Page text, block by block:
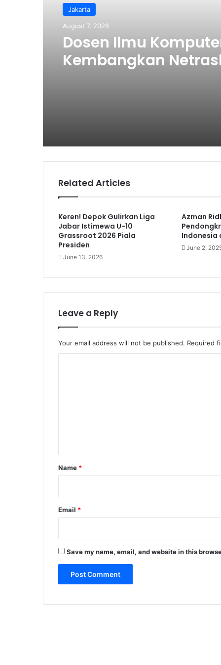
Jakarta
August 7, 2026
Dosen Ilmu
Kembangkan
Related Articles
Keren! Depok Gulirkan Liga
Jabar Istimewa U-10
Grassroot 2026 Piala
Presiden
June 13, 2026
Azman
Indonesia
June 2,
Leave a Reply
Your email address will not be published. Required
*
Name *
Email *
Save my name, email, and website in this